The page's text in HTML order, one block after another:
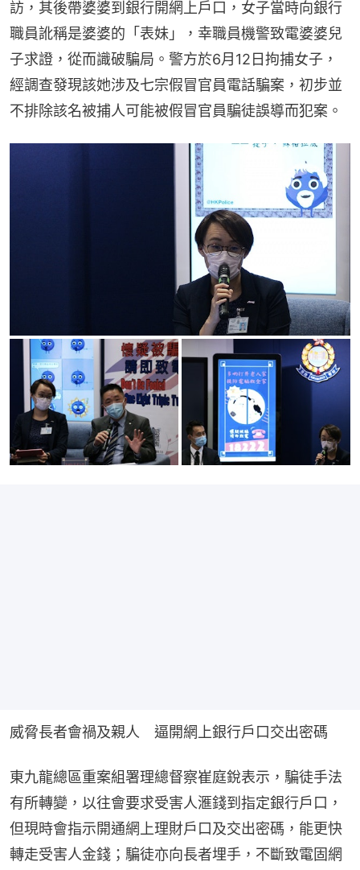
訪，其後帶婆婆到銀行開網上戶口，女子當時向銀行
職員訛稱是婆婆的「表妹」，幸職員機警致電婆婆兒
子求證，從而識破騙局。警方於6月12日拘捕女子，
經調查發現該她涉及七宗假冒官員電話騙案，初步並
不排除該名被捕人可能被假冒官員騙徒誤導而犯案。
威脅長者會禍及親人　逼開網上銀行戶口交出密碼
東九龍總區重案組署理總督察崔庭銳表示，騙徒手法
有所轉變，以往會要求受害人滙錢到指定銀行戶口，
但現時會指示開通網上理財戶口及交出密碼，能更快
轉走受害人金錢；騙徒亦向長者埋手，不斷致電固網